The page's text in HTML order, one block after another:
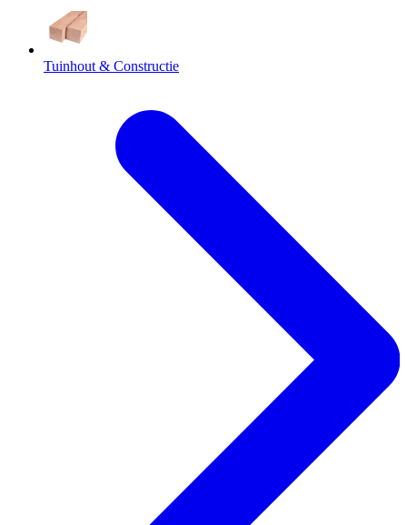
Tuinhout & Constructie